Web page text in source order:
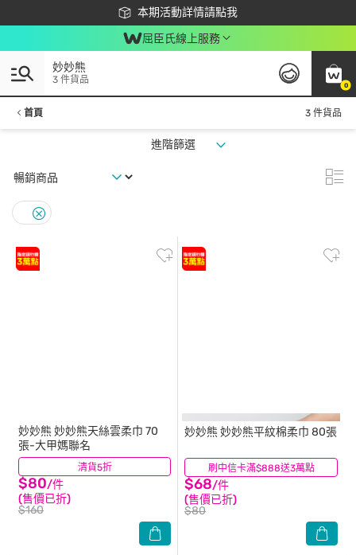
本期活動詳情請點我
下載app最高回饋$350
屈臣氏線上服務
0
妙妙熊
3 件貨品
首頁 3 件貨品
進階篩選
清貨5折
妙妙熊妙妙熊天絲雲柔巾 70
張-大甲媽聯名
$80/件
(售價已折)
$160
(0) 刷中信卡滿$888送3萬點
妙妙熊妙妙熊平紋棉柔巾 80張
$68/件
(售價已折)
$80
(0)